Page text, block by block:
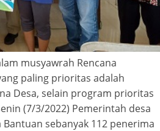
musyawrah Rencana
paling prioritas adalah
Desa, selain program prioritas
(7/3/2022) Pemerintah desa
sebanyak 112 penerima